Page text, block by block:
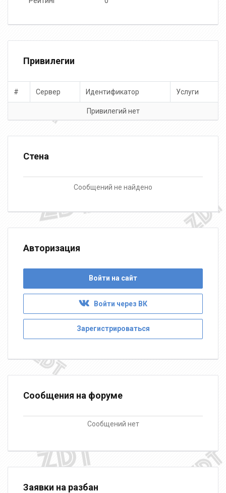
Привилегии
# Сервер Идентификатор Услуги
Привилегий нет
Стена
Сообщений не найдено
Авторизация
Войти на сайт
Войти через ВК
Зарегистрироваться
Сообщения на форуме
Сообщений нет
Заявки на разбан